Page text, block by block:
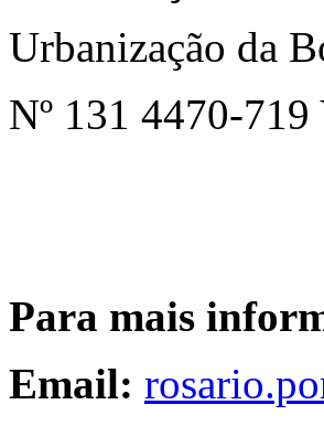
Urbanização da
Nº 131 4470-
Para mais
Email: